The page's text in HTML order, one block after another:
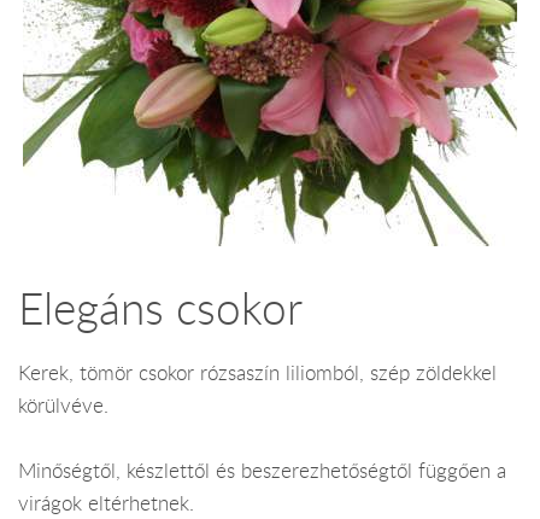
Elegáns csokor
Kerek, tömör csokor rózsaszín liliomból, szép zöldekkel
körülvéve.
Minőségtől, készlettől és beszerezhetőségtől függően a
virágok eltérhetnek.